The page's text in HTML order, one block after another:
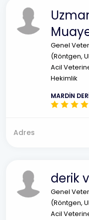
Genel
(Röntgen,
Acil
Hekimlik
MARDİN
Adres
derik
Genel
(Röntgen,
Acil